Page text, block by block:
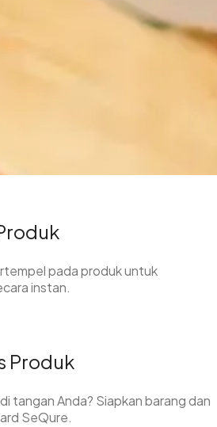
pada produk untuk
instan.
Produk
tangan Anda? Siapkan barang dan
SeQure.